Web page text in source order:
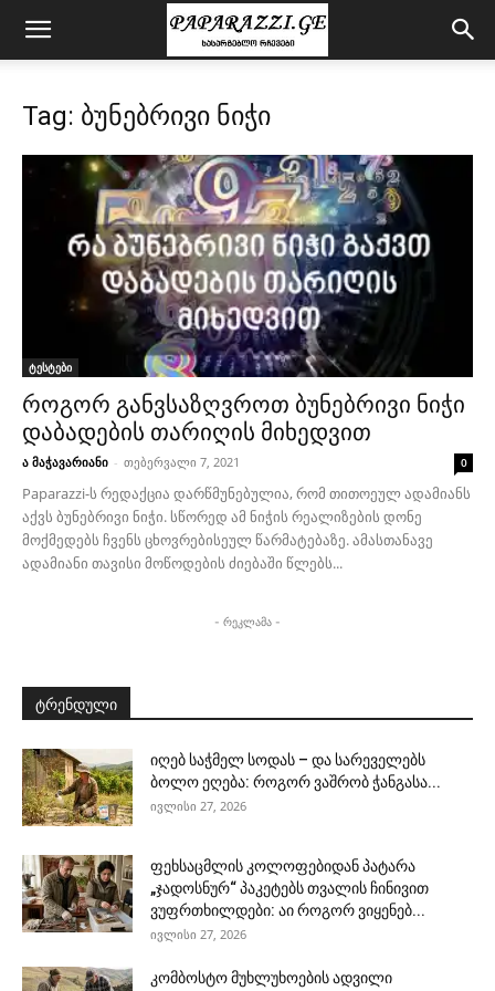
Tag: ბუნებრივი ნიჭი
ტესტები
როგორ განვსაზღვროთ ბუნებრივი ნიჭი
დაბადების თარიღის მიხედვით
ა მაჭავარიანი - თებერვალი 7, 2021 0
Paparazzi-ს რედაქცია დარწმუნებულია, რომ თითოეულ ადამიანს
აქვს ბუნებრივი ნიჭი. სწორედ ამ ნიჭის რეალიზების დონე
მოქმედებს ჩვენს ცხოვრებისეულ წარმატებაზე. ამასთანავე
ადამიანი თავისი მოწოდების ძიებაში წლებს...
- რეკლამა -
ტრენდული
იღებ საჭმელ სოდას – და სარეველებს
ბოლო ეღება: როგორ ვაშრობ ჭანგასა...
ივლისი 27, 2026
ფეხსაცმლის კოლოფებიდან პატარა
„ჯადოსნურ“ პაკეტებს თვალის ჩინივით
ვუფრთხილდები: აი როგორ ვიყენებ...
ივლისი 27, 2026
კომბოსტო მუხლუხოების ადვილი